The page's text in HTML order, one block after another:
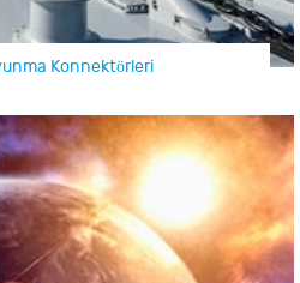
Konnektörleri